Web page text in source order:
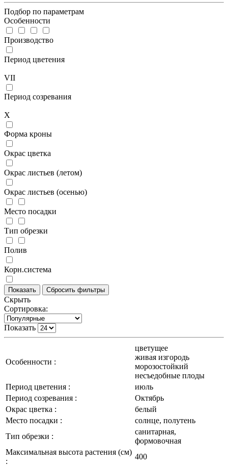
Подбор по параметрам
Особенности
Производство
Период цветения
VII
Период созревания
X
Форма кроны
Окрас цветка
Окрас листьев (летом)
Окрас листьев (осенью)
Место посадки
Тип обрезки
Полив
Корн.система
Скрыть
Сортировка:
Показать
Особенности :
цветущее
живая изгородь
морозостойкий
несъедобные плоды
Период цветения :
июль
Период созревания :
Октябрь
Окрас цветка :
белый
Место посадки :
солнце, полутень
Тип обрезки :
санитарная,
формовочная
Максимальная высота растения (см)
:
400